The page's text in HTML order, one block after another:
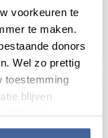
voorkeuren te
te maken.
donors
Wel zo prettig
toestemming
blijven